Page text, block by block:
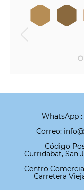
WhatsApp :
Correo:
Código
Curridabat, San
Centro
Carretera